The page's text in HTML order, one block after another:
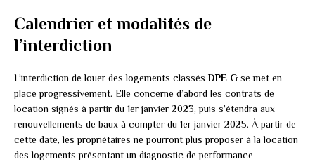
Calendrier et modalités de
l’interdiction
L’interdiction de louer des logements classés DPE G se met en
place progressivement. Elle concerne d’abord les contrats de
location signés à partir du 1er janvier 2023, puis s’étendra aux
renouvellements de baux à compter du 1er janvier 2025. À partir de
cette date, les propriétaires ne pourront plus proposer à la location
des logements présentant un diagnostic de performance